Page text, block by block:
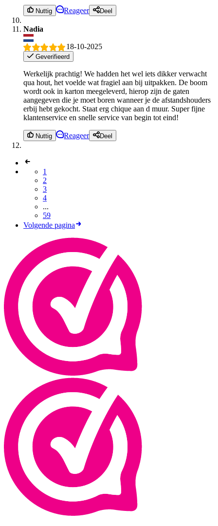
Nuttig Reageer Deel
Nadia
18-10-2025
Geverifieerd
Werkelijk prachtig! We hadden het wel iets dikker verwacht
qua hout, het voelde wat fragiel aan bij uitpakken. De boom
wordt ook in karton meegeleverd, hierop zijn de gaten
aangegeven die je moet boren wanneer je de afstandshouders
erbij hebt gekocht. Staat erg chique aan d muur. Super fijne
klantenservice en snelle service van begin tot eind!
Nuttig Reageer Deel
1
2
3
4
...
59
Volgende pagina